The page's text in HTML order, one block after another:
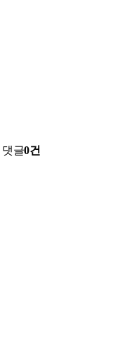
댓글0건